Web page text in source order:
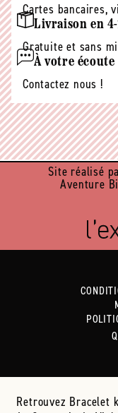
Cartes bancaires,
Livraison en
Gratuite et sans
À votre écoute
Contactez nous !
Site réalisé
Aventure
Retrouvez Bracelet